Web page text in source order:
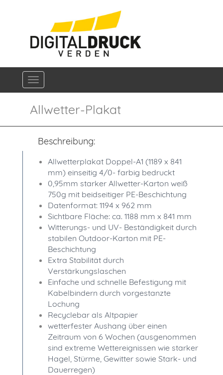
Navigation ein-/ausblenden
Allwetter-Plakat
Beschreibung:
Allwetterplakat Doppel-A1 (1189 x 841
mm) einseitig 4/0- farbig bedruckt
0,95mm starker Allwetter-Karton weiß
750g mit beidseitiger PE-Beschichtung
Datenformat: 1194 x 962 mm
Sichtbare Fläche: ca. 1188 mm x 841 mm
Witterungs- und UV- Beständigkeit durch
stabilen Outdoor-Karton mit PE-
Beschichtung
Extra Stabilität durch
Verstärkungslaschen
Einfache und schnelle Befestigung mit
Kabelbindern durch vorgestanzte
Lochung
Recyclebar als Altpapier
wetterfester Aushang über einen
Zeitraum von 6 Wochen (ausgenommen
sind extreme Wettereignissen wie starker
Hagel, Stürme, Gewitter sowie Stark- und
Dauerregen)